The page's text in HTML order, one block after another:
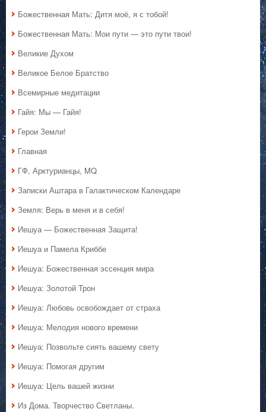
Божественная Мать: Дитя моё, я с тобой!
Божественная Мать: Мои пути — это пути твои!
Великие Духом
Великое Белое Братство
Всемирные медитации
Гайя: Мы — Гайя!
Герои Земли!
Главная
ГФ, Арктурианцы, MQ
Записки Аштара в Галактическом Календаре
Земля: Верь в меня и в себя!
Иешуа — Божественная Защита!
Иешуа и Памела Криббе
Иешуа: Божественная эссенция мира
Иешуа: Золотой Трон
Иешуа: Любовь освобождает от страха
Иешуа: Мелодия нового времени
Иешуа: Позвольте сиять вашему свету
Иешуа: Помогая другим
Иешуа: Цель вашей жизни
Из Дома. Творчество Светланы.